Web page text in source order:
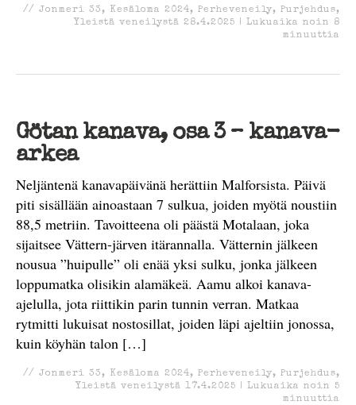
// Jonmeri 33, Kesäloma 2024, Perheveneily, Purjehdus,
Yleistä veneilystä 28.4.2025 | Lukuaika noin
8
minuuttia
Götan kanava, osa 3 – kanava-
arkea
Neljäntenä kanavapäivänä herättiin Malforsista. Päivä
piti sisällään ainoastaan 7 sulkua, joiden myötä noustiin
88,5 metriin. Tavoitteena oli päästä Motalaan, joka
sijaitsee Vättern-järven itärannalla. Vätternin jälkeen
nousua ”huipulle” oli enää yksi sulku, jonka jälkeen
loppumatka olisikin alamäkeä. Aamu alkoi kanava-
ajelulla, jota riittikin parin tunnin verran. Matkaa
rytmitti lukuisat nostosillat, joiden läpi ajeltiin jonossa,
kuin köyhän talon […]
// Jonmeri 33, Kesäloma 2024, Perheveneily, Purjehdus,
Yleistä veneilystä 17.4.2025 | Lukuaika noin 5
minuuttia